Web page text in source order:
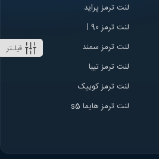
فیلـتر
لنت ترمز پراید
لنت ترمز l 90
لنت ترمز سمند
لنت ترمز تیبا
لنت ترمز کوییک
لنت ترمز هایما s5